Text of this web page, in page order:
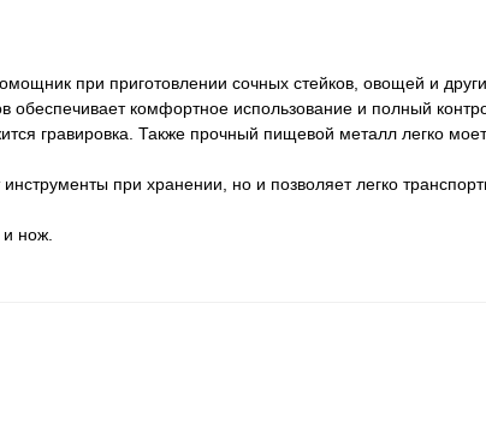
при приготовлении сочных стейков, овощей и
обеспечивает комфортное использование и полный
гравировка. Также прочный пищевой металл легко
при хранении, но и позволяет легко
нож.